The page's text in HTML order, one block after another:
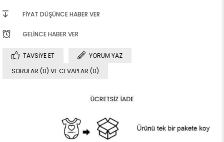
FIYAT DÜŞÜNCE HABER VER
GELINCE HABER VER
TAVSIYE ET
YORUM YAZ
SORULAR (0) VE CEVAPLAR (0)